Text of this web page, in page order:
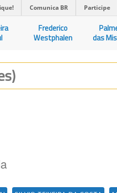
Comunica BR Participe
Frederico
Westphalen
das